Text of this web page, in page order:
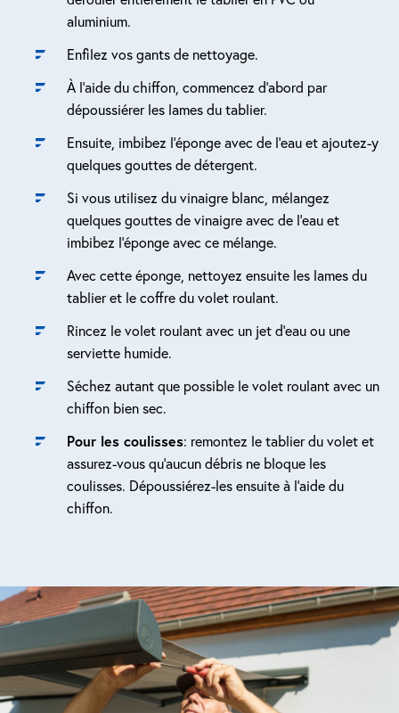
aluminium.
Enfilez vos gants de nettoyage.
À l’aide du chiffon, commencez d’abord par
dépoussiérer les lames du tablier.
Ensuite, imbibez l’éponge avec de l’eau et ajoutez-y
quelques gouttes de détergent.
Si vous utilisez du vinaigre blanc, mélangez
quelques gouttes de vinaigre avec de l’eau et
imbibez l’éponge avec ce mélange.
Avec cette éponge, nettoyez ensuite les lames du
tablier et le coffre du volet roulant.
Rincez le volet roulant avec un jet d’eau ou une
serviette humide.
Séchez autant que possible le volet roulant avec un
chiffon bien sec.
Pour les coulisses: remontez le tablier du volet et
assurez-vous qu’aucun débris ne bloque les
coulisses. Dépoussiérez-les ensuite à l’aide du
chiffon.